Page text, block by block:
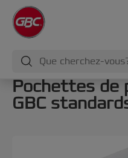
Pochettes de
GBC